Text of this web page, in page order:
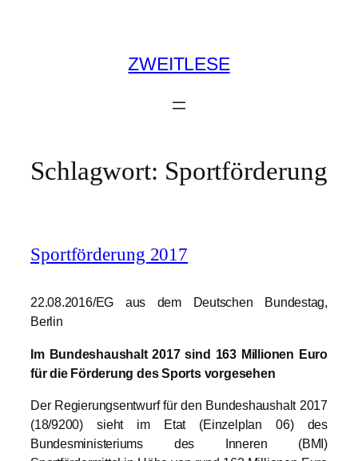
ZWEITLESE
Schlagwort: Sportförderung
Sportförderung 2017
22.08.2016/EG aus dem Deutschen Bundestag,
Berlin
Im Bundeshaushalt 2017 sind 163 Millionen Euro
für die Förderung des Sports vorgesehen
Der Regierungsentwurf für den Bundeshaushalt 2017
(18/9200) sieht im Etat (Einzelplan 06) des
Bundesministeriums des Inneren (BMI)